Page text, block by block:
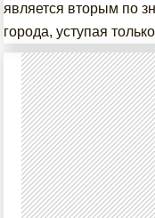
является вторым по
города, уступая